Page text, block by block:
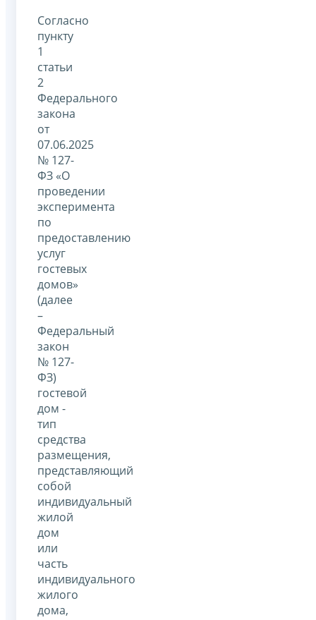
Согласно
пункту
1
статьи
2
Федерального
закона
от
07.06.2025
№ 127-
ФЗ «О
проведении
эксперимента
по
предоставлению
услуг
гостевых
домов»
(далее
–
Федеральный
закон
№ 127-
ФЗ)
гостевой
дом -
тип
средства
размещения,
представляющий
собой
индивидуальный
жилой
дом
или
часть
индивидуального
жилого
дома,